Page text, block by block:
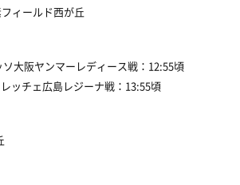
ィールド西が丘
大阪ヤンマーレディース戦：12:55頃
ッチェ広島レジーナ戦：13:55頃